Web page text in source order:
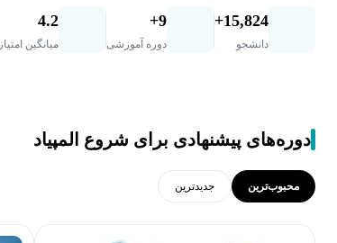
15,824+
دانشجو
9+
دوره آموزشی
4.2
میانگین امتیاز
دوره‌های پیشنهادی برای شروع المپیاد
محبوب‌ترین جدید‌ترین